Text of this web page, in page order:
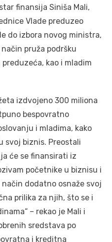
finansija Siniša Mali,
Vlade preduzeo
do izbora novog ministra,
pruža podršku
kao i mladim
izdvojeno 300 miliona
bespovratno
i mladima, kako
svoj biznis. Preostali
će se finansirati iz
početnike u biznisu i
dodatno osnaže svoj
prilika za njih, što se i
– rekao je Mali i
sredstava po
i kreditna